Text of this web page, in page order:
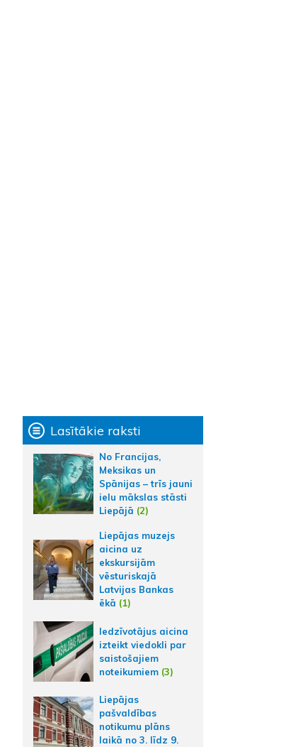
Lasītākie raksti
No Francijas,
Meksikas un
Spānijas – trīs jauni
ielu mākslas stāsti
Liepājā (2)
Liepājas muzejs
aicina uz
ekskursijām
vēsturiskajā
Latvijas Bankas
ēkā (1)
Iedzīvotājus aicina
izteikt viedokli par
saistošajiem
noteikumiem (3)
Liepājas
pašvaldības
notikumu plāns
laikā no 3. līdz 9.